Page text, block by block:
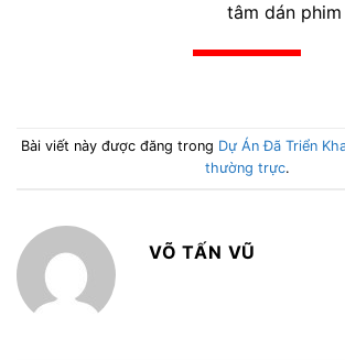
tâm dán
Bài viết này được đăng trong Dự Án Đã Triển
thường trực.
VÕ TẤN VŨ